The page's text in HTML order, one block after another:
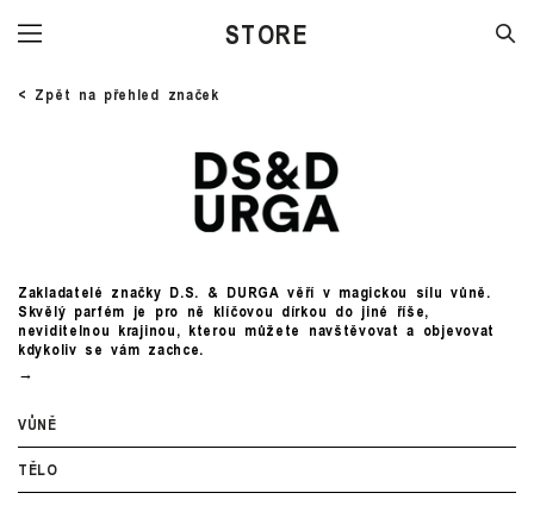
STORE
< Zpět na přehled značek
Zakladatelé značky D.S. & DURGA věří v magickou sílu vůně.
Skvělý parfém je pro ně klíčovou dírkou do jiné říše,
neviditelnou krajinou, kterou můžete navštěvovat a objevovat
kdykoliv se vám zachce.
VŮNĚ
TĚLO